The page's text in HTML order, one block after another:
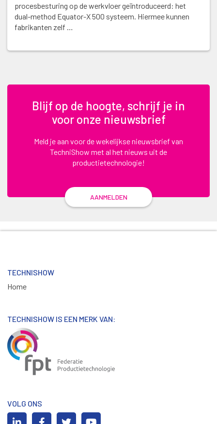
procesbesturing op de werkvloer geïntroduceerd: het
dual-method Equator-X 500 systeem. Hiermee kunnen
fabrikanten zelf …
Blijf op de hoogte, schrijf je in
voor onze nieuwsbrief
Meld je aan voor de wekelijkse nieuwsbrief van
TechniShow met al het nieuws uit de
productietechnologie!
AANMELDEN
TECHNISHOW
Home
TECHNISHOW IS EEN MERK VAN:
VOLG ONS